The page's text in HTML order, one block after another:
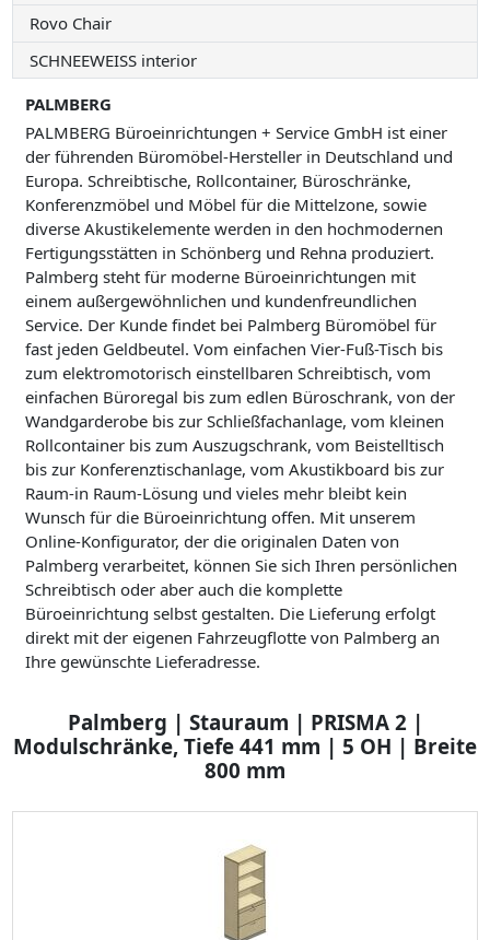
Rovo Chair
SCHNEEWEISS interior
PALMBERG
PALMBERG Büroeinrichtungen + Service GmbH ist einer
der führenden Büromöbel-Hersteller in Deutschland und
Europa. Schreibtische, Rollcontainer, Büroschränke,
Konferenzmöbel und Möbel für die Mittelzone, sowie
diverse Akustikelemente werden in den hochmodernen
Fertigungsstätten in Schönberg und Rehna produziert.
Palmberg steht für moderne Büroeinrichtungen mit
einem außergewöhnlichen und kundenfreundlichen
Service. Der Kunde findet bei Palmberg Büromöbel für
fast jeden Geldbeutel. Vom einfachen Vier-Fuß-Tisch bis
zum elektromotorisch einstellbaren Schreibtisch, vom
einfachen Büroregal bis zum edlen Büroschrank, von der
Wandgarderobe bis zur Schließfachanlage, vom kleinen
Rollcontainer bis zum Auszugschrank, vom Beistelltisch
bis zur Konferenztischanlage, vom Akustikboard bis zur
Raum-in Raum-Lösung und vieles mehr bleibt kein
Wunsch für die Büroeinrichtung offen. Mit unserem
Online-Konfigurator, der die originalen Daten von
Palmberg verarbeitet, können Sie sich Ihren persönlichen
Schreibtisch oder aber auch die komplette
Büroeinrichtung selbst gestalten. Die Lieferung erfolgt
direkt mit der eigenen Fahrzeugflotte von Palmberg an
Ihre gewünschte Lieferadresse.
Palmberg | Stauraum | PRISMA 2 |
Modulschränke, Tiefe 441 mm | 5 OH | Breite
800 mm